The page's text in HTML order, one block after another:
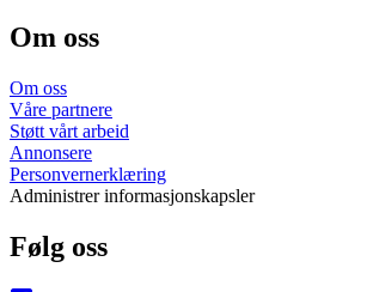
Om oss
Om oss
Våre partnere
Støtt vårt arbeid
Annonsere
Personvernerklæring
Administrer informasjonskapsler
Følg oss